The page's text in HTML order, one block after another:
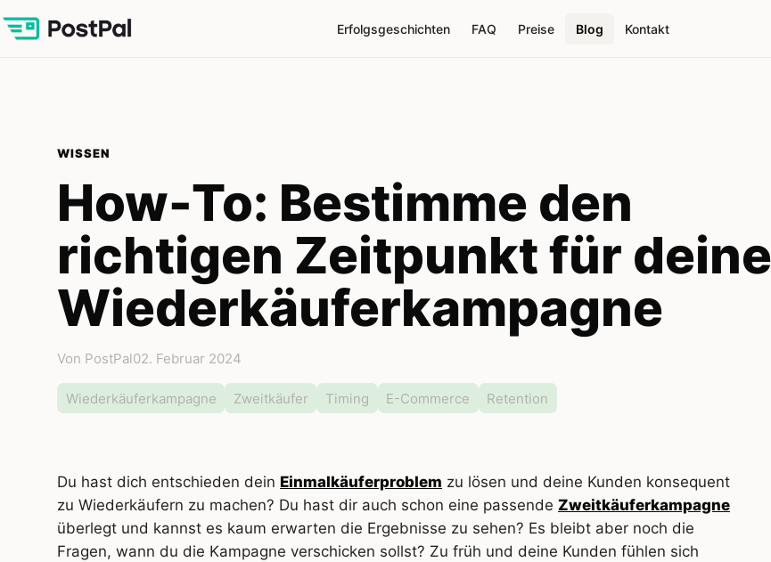
Erfolgsgeschichten FAQ Preise Blog Kontakt
WISSEN
How-To: Bestimme den
richtigen Zeitpunkt für deine
Wiederkäuferkampagne
Von PostPal02. Februar 2024
Wiederkäuferkampagne Zweitkäufer Timing E-Commerce Retention
Du hast dich entschieden dein Einmalkäuferproblem zu lösen und deine Kunden konsequent
zu Wiederkäufern zu machen? Du hast dir auch schon eine passende Zweitkäuferkampagne
überlegt und kannst es kaum erwarten die Ergebnisse zu sehen? Es bleibt aber noch die
Fragen, wann du die Kampagne verschicken sollst? Zu früh und deine Kunden fühlen sich